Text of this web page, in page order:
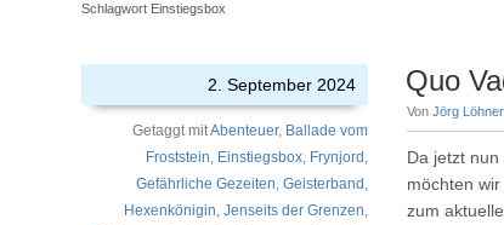
Schlagwort Einstiegsbox
2. September 2024
Getaggt mitAbenteuer, Ballade vom
Froststein, Einstiegsbox, Frynjord ,
Gefährliche Gezeiten,Geisterband ,
Hexenkönigin,Jenseits der Grenzen,
Quo
Von Jörg
Da jetzt
möchten
zum